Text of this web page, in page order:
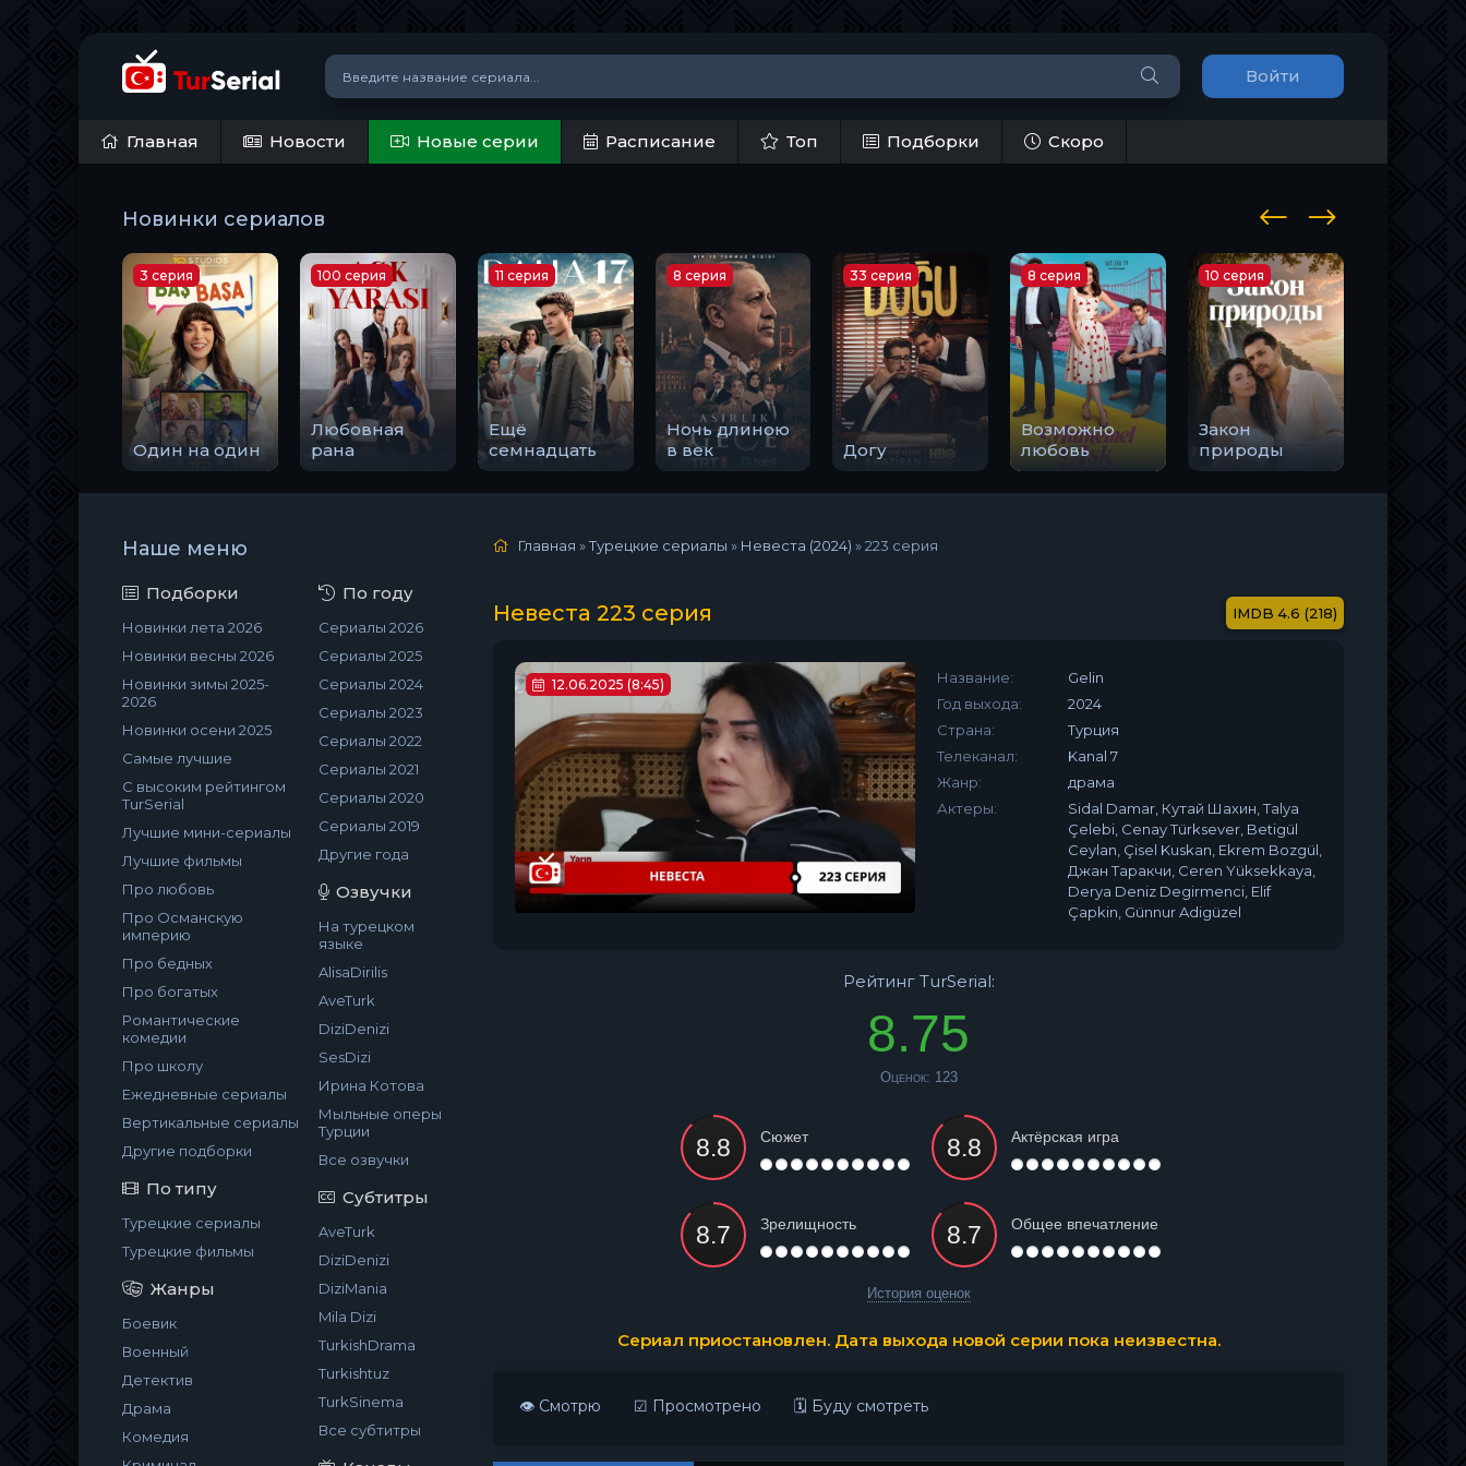
Войти
Главная Новости Новые серии Расписание Топ Подборки Скоро
Новинки сериалов
Один на один
3 серия
Любовная
рана
100 серия
Ещё
семнадцать
11 серия
Ночь длиною
в век
8 серия
Догу
33 серия
Возможно
любовь
8 серия
Закон
природы
10 серия
Наше меню
Подборки
Новинки лета 2026
Новинки весны 2026
Новинки зимы 2025-
2026
Новинки осени 2025
Самые лучшие
С высоким рейтингом
TurSerial
Лучшие мини-сериалы
Лучшие фильмы
Про любовь
Про Османскую
империю
Про бедных
Про богатых
Романтические
комедии
Про школу
Ежедневные сериалы
Вертикальные сериалы
Другие подборки
По типу
Турецкие сериалы
Турецкие фильмы
Жанры
Боевик
Военный
Детектив
Драма
Комедия
По году
Сериалы 2026
Сериалы 2025
Сериалы 2024
Сериалы 2023
Сериалы 2022
Сериалы 2021
Сериалы 2020
Сериалы 2019
Другие года
Озвучки
На турецком
языке
AlisaDirilis
AveTurk
DiziDenizi
SesDizi
Ирина Котова
Мыльные оперы
Турции
Все озвучки
Субтитры
AveTurk
DiziDenizi
DiziMania
Mila Dizi
TurkishDrama
Turkishtuz
TurkSinema
Все субтитры
Главная »Турецкие сериалы » Невеста (2024) »223 серия
Невеста 223 серия 4.6 (218)
12.06.2025 (8:45) Название:
Gelin
Год выхода:
2024
Страна:
Турция
Телеканал:
Kanal 7
Жанр:
драма
Актеры:
Sidal Damar, Кутай Шахин, Talya
Çelebi, Cenay Türksever, Betigül
Ceylan, Çisel Kuskan, Ekrem Bozgül,
Джан Таракчи, Ceren Yüksekkaya,
Derya Deniz Degirmenci, Elif
Çapkin, Günnur Adigüzel
Рейтинг TurSerial:
8.75
Оценок: 123
Сюжет Актёрская игра
Зрелищность Общее впечатление
История оценок
Сериал приостановлен. Дата выхода новой серии пока неизвестна.
👁 Смотрю ☑ Просмотрено 🗓 Буду смотреть